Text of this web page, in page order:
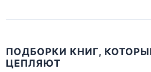
ПОДБОРКИ КНИГ,
ЦЕПЛЯЮТ